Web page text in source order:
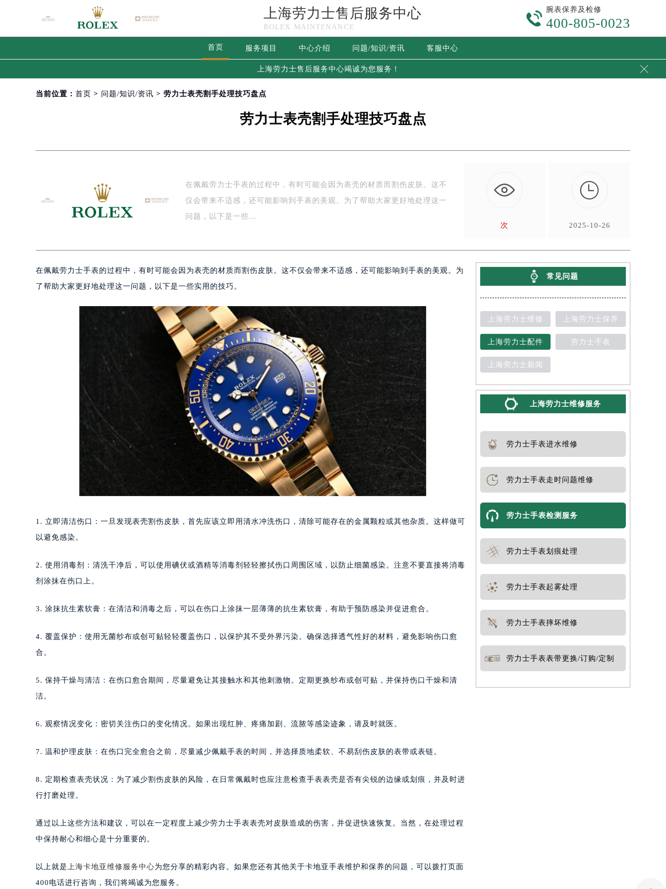
上海劳力士售后服务中心
ROLEX MAINTENANCE

腕表保养及检修
400-805-0023
首页 服务项目 中心介绍 问题/知识/资讯 客服中心
上海劳力士售后服务中心竭诚为您服务！ 
当前位置： 首页 > 问题/知识/资讯 > 劳力士表壳割手处理技巧盘点
劳力士表壳割手处理技巧盘点
在佩戴劳力士手表的过程中，有时可能会因为表壳的材质而割伤皮肤。这不
仅会带来不适感，还可能影响到手表的美观。为了帮助大家更好地处理这一
问题，以下是一些…
次

2025-10-26
在佩戴劳力士手表的过程中，有时可能会因为表壳的材质而割伤皮肤。这不仅会带来不适感，还可能影响到手表的美观。为
了帮助大家更好地处理这一问题，以下是一些实用的技巧。
1. 立即清洁伤口：一旦发现表壳割伤皮肤，首先应该立即用清水冲洗伤口，清除可能存在的金属颗粒或其他杂质。这样做可
以避免感染。
2. 使用消毒剂：清洗干净后，可以使用碘伏或酒精等消毒剂轻轻擦拭伤口周围区域，以防止细菌感染。注意不要直接将消毒
剂涂抹在伤口上。
3. 涂抹抗生素软膏：在清洁和消毒之后，可以在伤口上涂抹一层薄薄的抗生素软膏，有助于预防感染并促进愈合。
4. 覆盖保护：使用无菌纱布或创可贴轻轻覆盖伤口，以保护其不受外界污染。确保选择透气性好的材料，避免影响伤口愈
合。
5. 保持干燥与清洁：在伤口愈合期间，尽量避免让其接触水和其他刺激物。定期更换纱布或创可贴，并保持伤口干燥和清
洁。
6. 观察情况变化：密切关注伤口的变化情况。如果出现红肿、疼痛加剧、流脓等感染迹象，请及时就医。
7. 温和护理皮肤：在伤口完全愈合之前，尽量减少佩戴手表的时间，并选择质地柔软、不易刮伤皮肤的表带或表链。
8. 定期检查表壳状况：为了减少割伤皮肤的风险，在日常佩戴时也应注意检查手表表壳是否有尖锐的边缘或划痕，并及时进
行打磨处理。
通过以上这些方法和建议，可以在一定程度上减少劳力士手表表壳对皮肤造成的伤害，并促进快速恢复。当然，在处理过程
中保持耐心和细心是十分重要的。
以上就是 上海卡地亚维修服务中心为您分享的精彩内容。如果您还有其他关于卡地亚手表维护和保养的问题，可以拨打页面
400电话进行咨询，我们将竭诚为您服务。
常见问题
上海劳力士维修 上海劳力士保养
上海劳力士配件 劳力士手表
上海劳力士新闻
上海劳力士维修服务
劳力士手表进水维修
劳力士手表走时问题维修
劳力士手表检测服务
劳力士手表划痕处理
劳力士手表起雾处理
劳力士手表摔坏维修
劳力士手表表带更换/订购/定制